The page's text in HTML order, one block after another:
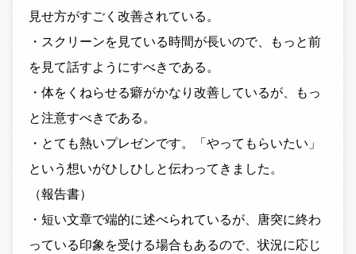
見せ方がすごく改善されている。
・スクリーンを見ている時間が長いので、もっと前
を見て話すようにすべきである。
・体をくねらせる癖がかなり改善しているが、もっ
と注意すべきである。
・とても熱いプレゼンです。「やってもらいたい」
という想いがひしひしと伝わってきました。
（報告書）
・短い文章で端的に述べられているが、唐突に終わ
っている印象を受ける場合もあるので、状況に応じ